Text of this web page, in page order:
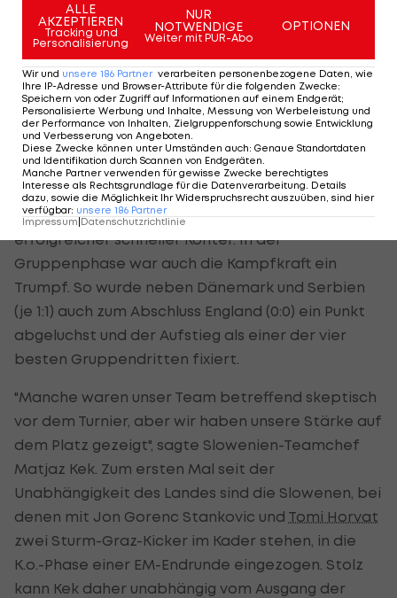
wie die Tschechen oder Georgier, die den
Portugiesen damit ordentlich Probleme bereiten
konnten.
Slowenien erstmals in EM-K.o.-Phase
Das war auch den Slowenen gelungen, die beim
Test in Ljubljana trotz nur 25 Prozent Ballbesitz
gegen Portugal siegreich waren – dank
erfolgreicher schneller Konter. In der
Gruppenphase war auch die Kampfkraft ein
Trumpf. So wurde neben Dänemark und Serbien
(je 1:1) auch zum Abschluss England (0:0) ein Punkt
abgeluchst und der Aufstieg als einer der vier
besten Gruppendritten fixiert.
"Manche waren unser Team betreffend skeptisch
vor dem Turnier, aber wir haben unsere Stärke auf
dem Platz gezeigt", sagte Slowenien-Teamchef
Matjaz Kek. Zum ersten Mal seit der
Unabhängigkeit des Landes sind die Slowenen, bei
denen mit Jon Gorenc Stankovic und Tomi Horvat
zwei Sturm-Graz-Kicker im Kader stehen, in die
K.o.-Phase einer EM-Endrunde eingezogen. Stolz
kann Kek daher unabhängig vom Ausgang der
ALLE
AKZEPTIEREN
Tracking und
Personalisierung
NUR
NOTWENDIGE
Weiter mit PUR-Abo
OPTIONEN
Wir und unsere 186 Partner verarbeiten personenbezogene Daten, wie
Ihre IP-Adresse und Browser-Attribute für die folgenden Zwecke:
Speichern von oder Zugriff auf Informationen auf einem Endgerät;
Personalisierte Werbung und Inhalte, Messung von Werbeleistung und
der Performance von Inhalten, Zielgruppenforschung sowie Entwicklung
und Verbesserung von Angeboten.
Diese Zwecke können unter Umständen auch: Genaue Standortdaten
und Identifikation durch Scannen von Endgeräten.
Manche Partner verwenden für gewisse Zwecke berechtigtes
Interesse als Rechtsgrundlage für die Datenverarbeitung. Details
dazu, sowie die Möglichkeit Ihr Widerspruchsrecht auszuüben, sind hier
verfügbar: unsere 186 Partner
Impressum Datenschutzrichtlinie